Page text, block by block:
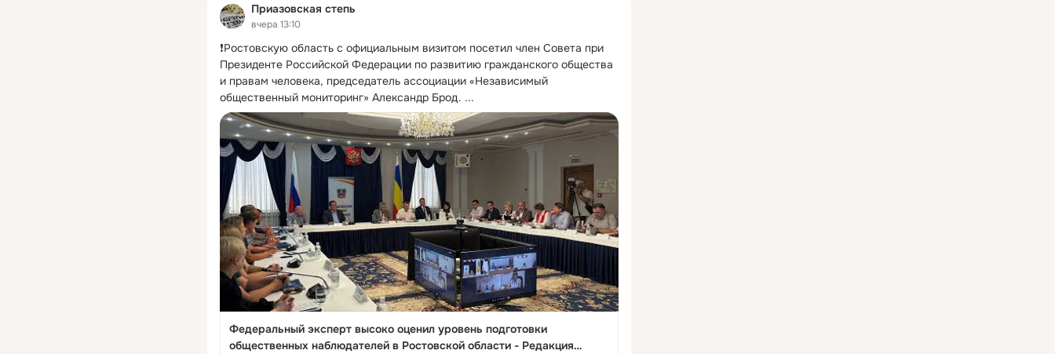
Приазовская степь
вчера 13:10
❗Ростовскую область с официальным визитом посетил член Совета при
Президенте Российской Федерации по развитию гражданского общества
и правам человека, председатель ассоциации «Независимый
общественный мониторинг» Александр Брод. ...
Федеральный эксперт высоко оценил уровень подготовки
общественных наблюдателей в Ростовской области - Редакция